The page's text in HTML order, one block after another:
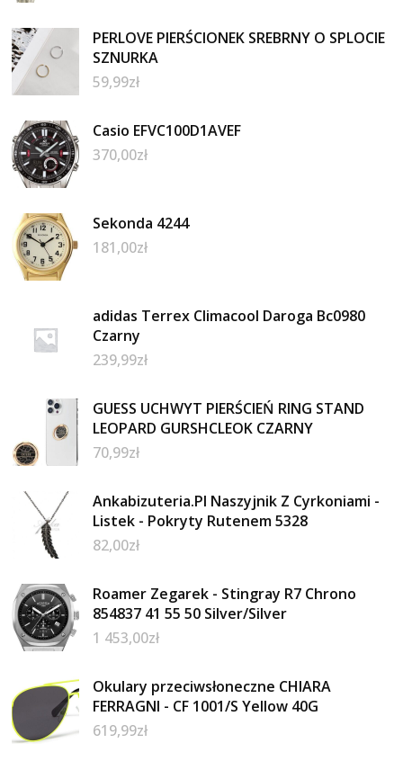
PERLOVE PIERŚCIONEK SREBRNY O SPLOCIE
SZNURKA
59,99zł
Casio EFVC100D1AVEF
370,00zł
Sekonda 4244
181,00zł
adidas Terrex Climacool Daroga Bc0980
Czarny
239,99zł
GUESS UCHWYT PIERŚCIEŃ RING STAND
LEOPARD GURSHCLEOK CZARNY
70,99zł
Ankabizuteria.Pl Naszyjnik Z Cyrkoniami -
Listek - Pokryty Rutenem 5328
82,00zł
Roamer Zegarek - Stingray R7 Chrono
854837 41 55 50 Silver/Silver
1 453,00zł
Okulary przeciwsłoneczne CHIARA
FERRAGNI - CF 1001/S Yellow 40G
619,99zł